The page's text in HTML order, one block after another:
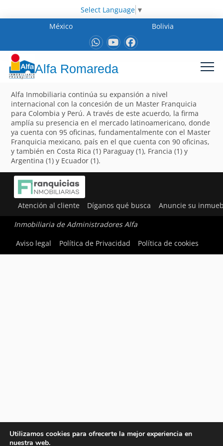
Select Language ▼
México
Bolivia
Alfa Romareda
Alfa Inmobiliaria continúa su expansión a nivel
internacional con la concesión de un Master Franquicia
para Colombia y Perú. A través de este acuerdo, la firma
amplía su presencia en el mercado latinoamericano, donde
ya cuenta con 95 oficinas, fundamentalmente con el Master
Franquicia mexicano, país en el que cuenta con 90 oficinas,
y también en Costa Rica (1) Paraguay (1), Francia (1) y
Argentina (1) y Ecuador (1).
Atención al cliente Díganos qué busca Anuncie su
Inmobiliaria de Administradores Alfa
Aviso legal
Política de Privacidad Política de cookies
Utilizamos cookies para ofrecerte la mejor experiencia en
nuestra web.